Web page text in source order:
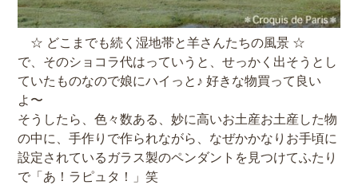
☆ どこまでも続く湿地帯と羊さんたちの風景 ☆
で、そのショコラ代はっていうと、せっかく出そうとし
ていたものなので娘にハイっと♪ 好きな物買って良い
よ〜
そうしたら、色々数ある、妙に高いお土産お土産した物
の中に、手作りで作られながら、なぜかかなりお手頃に
設定されているガラス製のペンダントを見つけてふたり
で「あ！ラピュタ！」笑